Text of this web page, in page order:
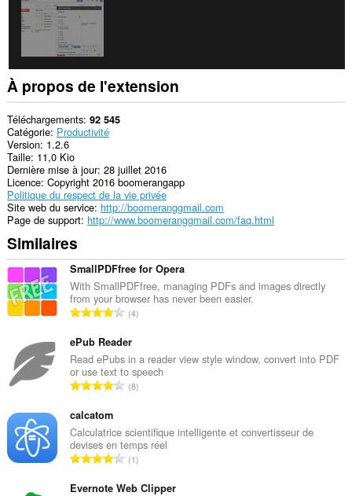
À propos de l'extension
Téléchargements 92 545
Catégorie Productivité
Version 1.2.6
Taille 11,0 Kio
Dernière mise à jour 28 juillet 2016
Licence Copyright 2016 boomerangapp
Politique du respect de la vie privée
Site web du service http://boomeranggmail.com
Page de support http://www.boomeranggmail.com/faq.html
Similaires
SmallPDFfree for Opera
With SmallPDFfree, managing PDFs and images directly
from your browser has never been easier.
N
m
b
r
e
t
a
d
4
ePub Reader
Read ePubs in a reader view style window, convert into PDF
or use text to speech
N
b
r
e
8
calcatom
Calculatrice scientifique intelligente et convertisseur de
devises en temps réel
N
m
1
Evernote Web Clipper